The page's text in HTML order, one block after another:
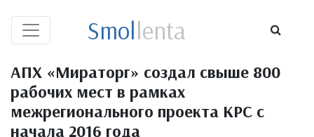
Smollenta
АПХ «Мираторг» создал свыше 800
рабочих мест в рамках
межрегионального проекта КРС с
начала 2016 года